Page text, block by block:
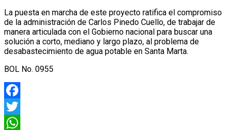
La puesta en marcha de este proyecto ratifica el compromiso
de la administración de Carlos Pinedo Cuello, de trabajar de
manera articulada con el Gobierno nacional para buscar una
solución a corto, mediano y largo plazo, al problema de
desabastecimiento de agua potable en Santa Marta.
BOL No. 0955
Facebook
Twitter